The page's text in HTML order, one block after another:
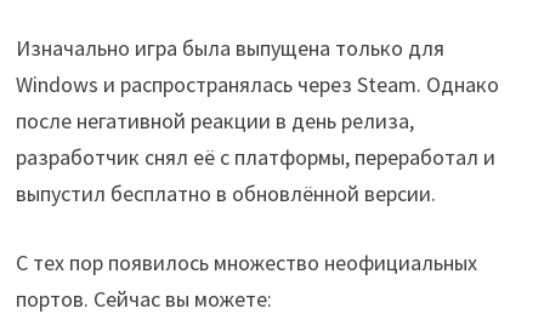
Изначально игра была выпущена только для
Windows и распространялась через Steam. Однако
после негативной реакции в день релиза,
разработчик снял её с платформы, переработал и
выпустил бесплатно в обновлённой версии.
С тех пор появилось множество неофициальных
портов. Сейчас вы можете: